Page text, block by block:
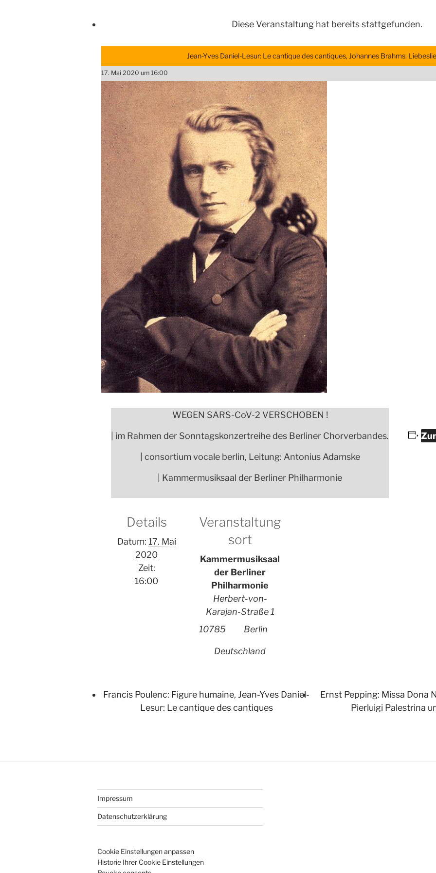
Diese Veranstaltung hat bereits stattgefunden.
Jean-Yves Daniel-Lesur: Le cantique des cantiques, Johannes Brahms:
17. Mai 2020 um 16:00
WEGEN SARS-CoV-2 VERSCHOBEN !
| im Rahmen der Sonntagskonzertreihe des Berliner Chorverbandes.
| consortium vocale berlin, Leitung: Antonius Adamske
| Kammermusiksaal der Berliner Philharmonie
Details
Datum: 17. Mai
2020
Zeit:
16:00
Veranstaltung
sort
Kammermusiksaal
der Berliner
Philharmonie
Herbert-von-
Karajan-Straße 1
Berlin
10785
Deutschland
Francis Poulenc: Figure humaine, Jean-Yves Daniel-
Lesur: Le cantique des cantiques
Ernst Pepping: Missa Dona
Pierluigi Palestrina
Impressum
Datenschutzerklärung
Cookie Einstellungen anpassen
Historie Ihrer Cookie Einstellungen